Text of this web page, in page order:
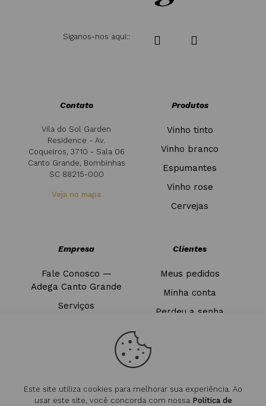
Siganos-nos aqui::
Contato
Vila do Sol Garden
Residence - Av.
Coqueiros, 3710 - Sala 06
Canto Grande, Bombinhas
SC 88215-000
Veja no mapa
Produtos
Vinho tinto
Vinho branco
Espumantes
Vinho rose
Cervejas
Empresa
Fale Conosco —
Adega Canto Grande
Serviços
Clientes
Meus pedidos
Minha conta
Perdeu a senha
Este site utiliza cookies para melhorar sua experiência. Ao
usar este site, você concorda com nossa Política de